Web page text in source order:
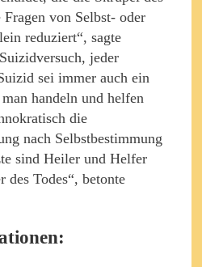
von Selbst- oder
reduziert“, sagte
jeder
sei immer auch ein
handeln und helfen
die
nach Selbstbestimmung
sind Heiler und Helfer
des Todes“, betonte